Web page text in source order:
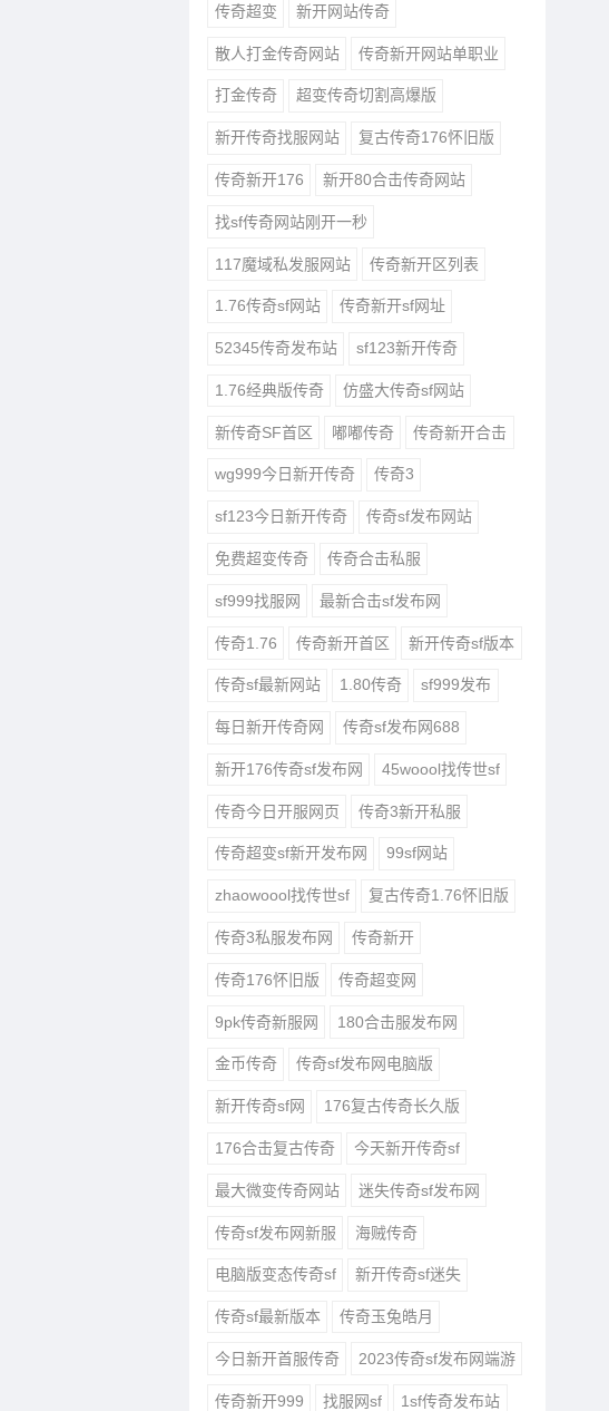
传奇超变 新开网站传奇
散人打金传奇网站 传奇新开网站单职业
打金传奇 超变传奇切割高爆版
新开传奇找服网站 复古传奇176怀旧版
传奇新开176 新开80合击传奇网站
找sf传奇网站刚开一秒
117魔域私发服网站 传奇新开区列表
1.76传奇sf网站 传奇新开sf网址
52345传奇发布站 sf123新开传奇
1.76经典版传奇 仿盛大传奇sf网站
新传奇SF首区 嘟嘟传奇 传奇新开合击
wg999今日新开传奇 传奇3
sf123今日新开传奇 传奇sf发布网站
免费超变传奇 传奇合击私服
sf999找服网 最新合击sf发布网
传奇1.76 传奇新开首区 新开传奇sf版本
传奇sf最新网站 1.80传奇 sf999发布
每日新开传奇网 传奇sf发布网688
新开176传奇sf发布网 45woool找传世sf
传奇今日开服网页 传奇3新开私服
传奇超变sf新开发布网 99sf网站
zhaowoool找传世sf 复古传奇1.76怀旧版
传奇3私服发布网 传奇新开
传奇176怀旧版 传奇超变网
9pk传奇新服网 180合击服发布网
金币传奇 传奇sf发布网电脑版
新开传奇sf网 176复古传奇长久版
176合击复古传奇 今天新开传奇sf
最大微变传奇网站 迷失传奇sf发布网
传奇sf发布网新服 海贼传奇
电脑版变态传奇sf 新开传奇sf迷失
传奇sf最新版本 传奇玉兔皓月
今日新开首服传奇 2023传奇sf发布网端游
传奇新开999 找服网sf 1sf传奇发布站